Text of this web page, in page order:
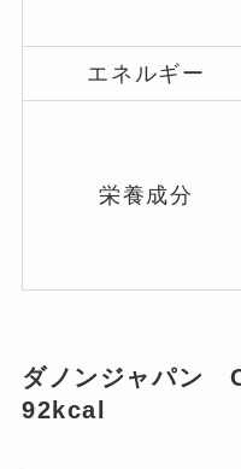
エネルギー
栄養成分
ダノンジャパン
92kcal